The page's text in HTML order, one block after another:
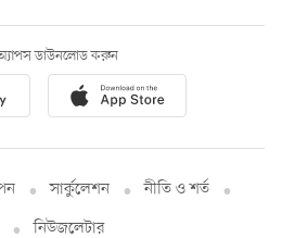
ডাউনলোড করুন
সার্কুলেশন
নীতি ও শর্ত
নিউজলেটার